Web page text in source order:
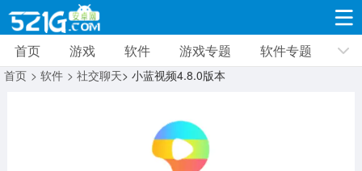
游戏 软件 游戏专题 软件专题 新闻资讯
8693款应用
动作闯关
首页 游戏 软件 游戏专题 软件专题
首页 > 软件 > 社交聊天> 小蓝视频4.8.0版本